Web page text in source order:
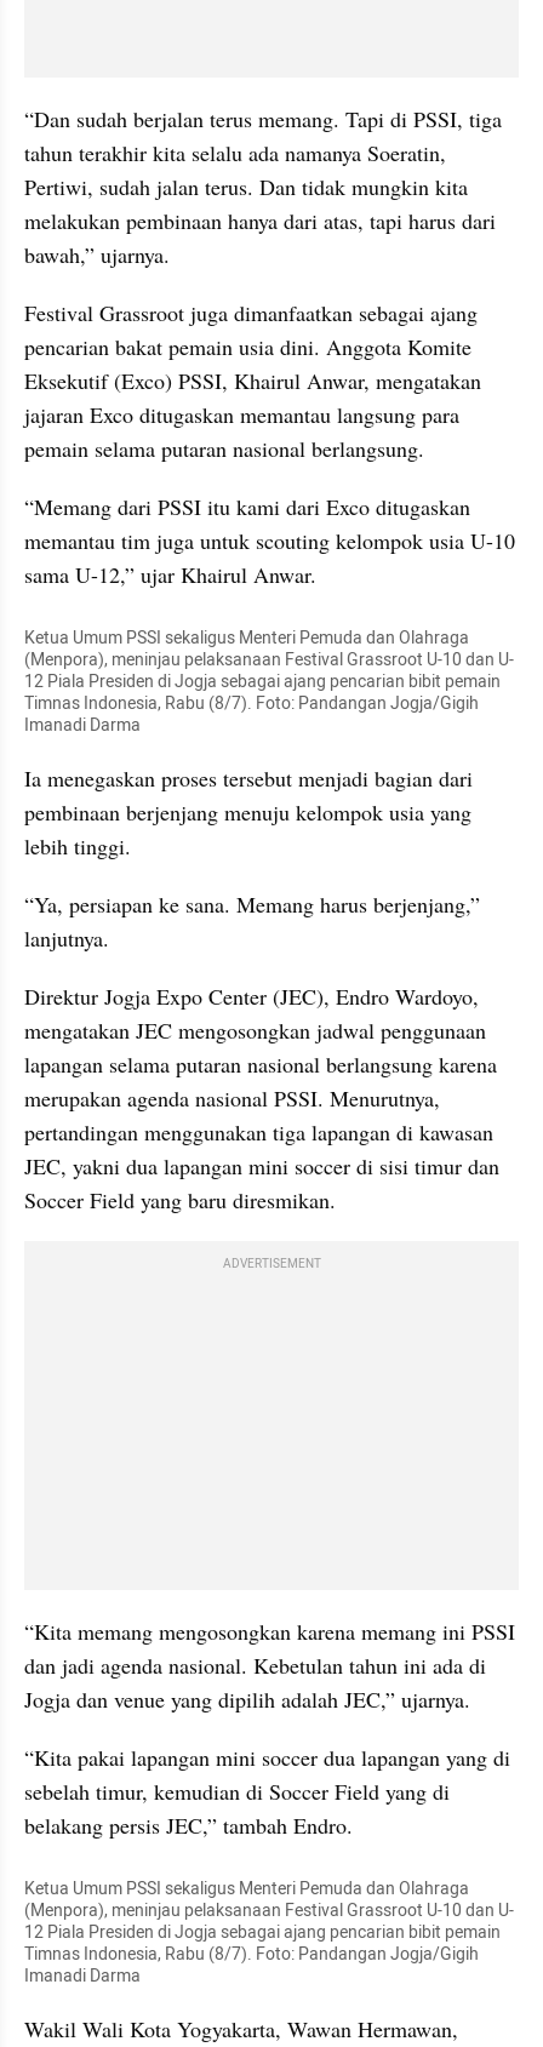
“Dan sudah berjalan terus memang. Tapi di PSSI, tiga
tahun terakhir kita selalu ada namanya Soeratin,
Pertiwi, sudah jalan terus. Dan tidak mungkin kita
melakukan pembinaan hanya dari atas, tapi harus dari
bawah,” ujarnya.
Festival Grassroot juga dimanfaatkan sebagai ajang
pencarian bakat pemain usia dini. Anggota Komite
Eksekutif (Exco) PSSI, Khairul Anwar, mengatakan
jajaran Exco ditugaskan memantau langsung para
pemain selama putaran nasional berlangsung.
“Memang dari PSSI itu kami dari Exco ditugaskan
memantau tim juga untuk scouting kelompok usia U-10
sama U-12,” ujar Khairul Anwar.
Ketua Umum PSSI sekaligus Menteri Pemuda dan Olahraga
(Menpora), meninjau pelaksanaan Festival Grassroot U-10 dan U-
12 Piala Presiden di Jogja sebagai ajang pencarian bibit pemain
Timnas Indonesia, Rabu (8/7). Foto: Pandangan Jogja/Gigih
Imanadi Darma
Ia menegaskan proses tersebut menjadi bagian dari
pembinaan berjenjang menuju kelompok usia yang
lebih tinggi.
“Ya, persiapan ke sana. Memang harus berjenjang,”
lanjutnya.
Direktur Jogja Expo Center (JEC), Endro Wardoyo,
mengatakan JEC mengosongkan jadwal penggunaan
lapangan selama putaran nasional berlangsung karena
merupakan agenda nasional PSSI. Menurutnya,
pertandingan menggunakan tiga lapangan di kawasan
JEC, yakni dua lapangan mini soccer di sisi timur dan
Soccer Field yang baru diresmikan.
ADVERTISEMENT
“Kita memang mengosongkan karena memang ini PSSI
dan jadi agenda nasional. Kebetulan tahun ini ada di
Jogja dan venue yang dipilih adalah JEC,” ujarnya.
“Kita pakai lapangan mini soccer dua lapangan yang di
sebelah timur, kemudian di Soccer Field yang di
belakang persis JEC,” tambah Endro.
Ketua Umum PSSI sekaligus Menteri Pemuda dan Olahraga
(Menpora), meninjau pelaksanaan Festival Grassroot U-10 dan U-
12 Piala Presiden di Jogja sebagai ajang pencarian bibit pemain
Timnas Indonesia, Rabu (8/7). Foto: Pandangan Jogja/Gigih
Imanadi Darma
Wakil Wali Kota Yogyakarta, Wawan Hermawan,